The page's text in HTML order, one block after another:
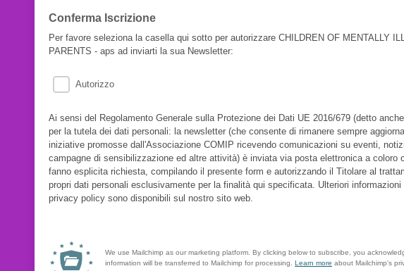
Conferma Iscrizione
Per favore seleziona la casella qui sotto per autorizzare CHILDREN OF MENTALLY
PARENTS - aps ad inviarti la sua Newsletter:
Autorizzo
Ai sensi del Regolamento Generale sulla Protezione dei Dati UE 2016/679 (detto
per la tutela dei dati personali: la newsletter (che consente di rimanere sempre
iniziative promosse dall'Associazione COMIP ricevendo comunicazioni su eventi,
campagne di sensibilizzazione ed altre attività) è inviata via posta elettronica a coloro
fanno esplicita richiesta, compilando il presente form e autorizzando il Titolare al
propri dati personali esclusivamente per la finalità qui specificata. Ulteriori informazioni
privacy policy sono disponibili sul nostro sito web.
We use Mailchimp as our marketing platform. By clicking below to subscribe, you
information will be transferred to Mailchimp for processing. Learn more about Mailchimp's